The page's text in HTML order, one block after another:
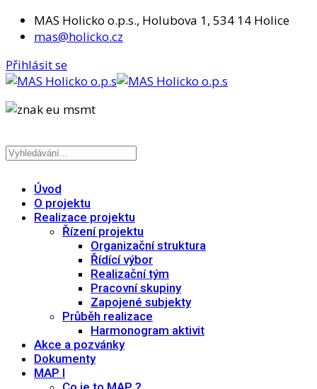
MAS Holicko o.p.s., Holubova 1, 534 14 Holice
mas@holicko.cz
Přihlásit se
Úvod
O projektu
Realizace projektu
Řízení projektu
Organizační struktura
Řídící výbor
Realizační tým
Pracovní skupiny
Zapojené subjekty
Průběh realizace
Harmonogram aktivit
Akce a pozvánky
Dokumenty
MAP I